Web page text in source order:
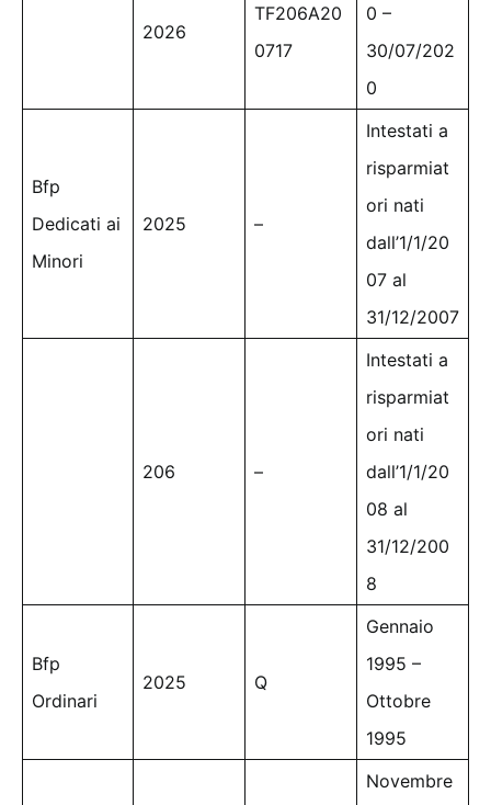
2026
TF206A20
0717
0 –
30/07/202
0
Bfp
Dedicati ai
Minori
2025 –
Intestati a
risparmiat
ori nati
dall’1/1/20
07 al
31/12/2007
206 –
Intestati a
risparmiat
ori nati
dall’1/1/20
08 al
31/12/200
8
Bfp
Ordinari
2025 Q
Gennaio
1995 –
Ottobre
1995
Novembre